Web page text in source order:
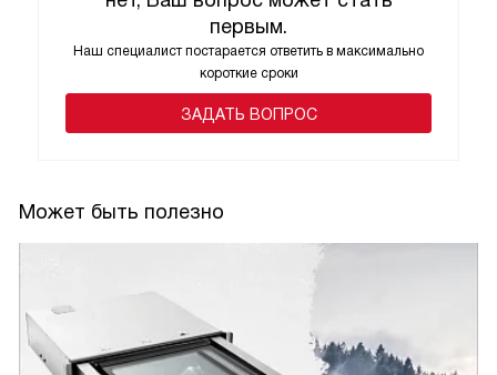
первым.
Наш специалист постарается ответить в максимально
короткие сроки
ЗАДАТЬ ВОПРОС
Может быть полезно